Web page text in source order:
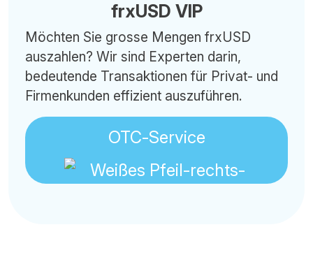
frxUSD VIP
Möchten Sie grosse Mengen frxUSD
auszahlen? Wir sind Experten darin,
bedeutende Transaktionen für Privat- und
Firmenkunden effizient auszuführen.
OTC-Service